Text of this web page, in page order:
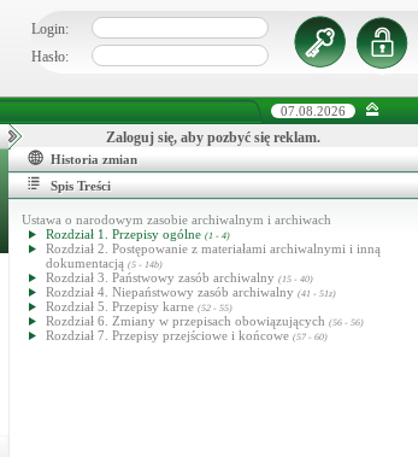
Login:
Hasło:
07.08.2026
Zaloguj się, aby pozbyć się reklam.
Historia zmian
Spis Treści
Ustawa o narodowym zasobie archiwalnym i archiwach
Rozdział 1. Przepisy ogólne (1 - 4)
Rozdział 2. Postępowanie z materiałami archiwalnymi i inną
dokumentacją (5 - 14b)
Rozdział 3. Państwowy zasób archiwalny (15 - 40)
Rozdział 4. Niepaństwowy zasób archiwalny (41 - 51z)
Rozdział 5. Przepisy karne (52 - 55)
Rozdział 6. Zmiany w przepisach obowiązujących (56 - 56)
Rozdział 7. Przepisy przejściowe i końcowe (57 - 60)